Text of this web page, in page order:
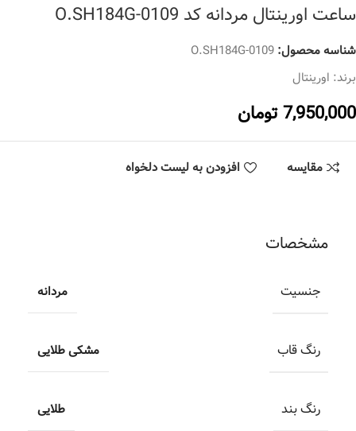
ساعت اورینتال مردانه کد O.SH184G-0109
شناسه محصول:O.SH184G-0109
برند: اورینتال
7,950,000تومان
مقایسه افزودن به لیست دلخواه
مشخصات
جنسیت مردانه
رنگ قاب مشکی طلایی
رنگ بند طلایی